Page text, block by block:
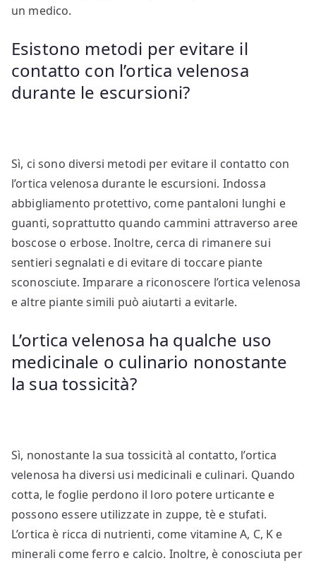
un medico.
Esistono metodi per evitare il
contatto con l’ortica velenosa
durante le escursioni?
Sì, ci sono diversi metodi per evitare il contatto con
l’ortica velenosa durante le escursioni. Indossa
abbigliamento protettivo, come pantaloni lunghi e
guanti, soprattutto quando cammini attraverso aree
boscose o erbose. Inoltre, cerca di rimanere sui
sentieri segnalati e di evitare di toccare piante
sconosciute. Imparare a riconoscere l’ortica velenosa
e altre piante simili può aiutarti a evitarle.
L’ortica velenosa ha qualche uso
medicinale o culinario nonostante
la sua tossicità?
Sì, nonostante la sua tossicità al contatto, l’ortica
velenosa ha diversi usi medicinali e culinari. Quando
cotta, le foglie perdono il loro potere urticante e
possono essere utilizzate in zuppe, tè e stufati.
L’ortica è ricca di nutrienti, come vitamine A, C, K e
minerali come ferro e calcio. Inoltre, è conosciuta per